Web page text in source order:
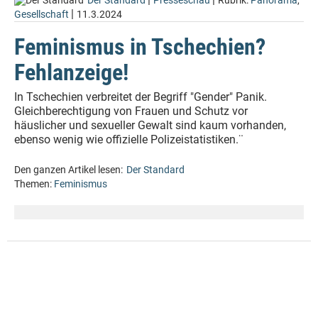
Gesellschaft | 11.3.2024
Feminismus in Tschechien?
Fehlanzeige!
In Tschechien verbreitet der Begriff "Gender" Panik.
Gleichberechtigung von Frauen und Schutz vor
häuslicher und sexueller Gewalt sind kaum vorhanden,
ebenso wenig wie offizielle Polizeistatistiken.¨
Den ganzen Artikel lesen: Der Standard
Themen: Feminismus